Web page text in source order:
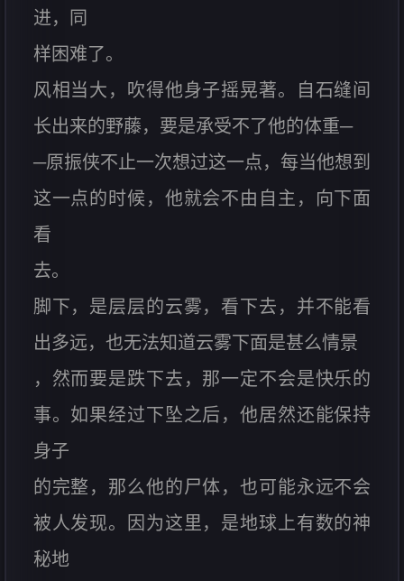
进，同
样困难了。
风相当大，吹得他身子摇晃著。自石缝间
长出来的野藤，要是承受不了他的体重─
─原振侠不止一次想过这一点，每当他想到
这一点的时候，他就会不由自主，向下面
看
去。
脚下，是层层的云雾，看下去，并不能看
出多远，也无法知道云雾下面是甚么情景
，然而要是跌下去，那一定不会是快乐的
事。如果经过下坠之后，他居然还能保持
身子
的完整，那么他的尸体，也可能永远不会
被人发现。因为这里，是地球上有数的神
秘地